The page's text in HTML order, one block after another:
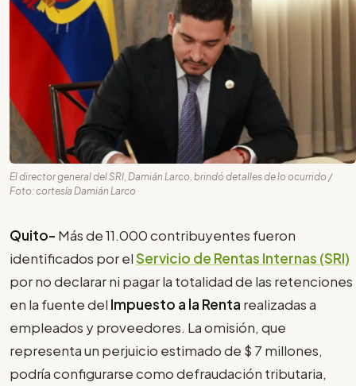
El director general del SRI, Damián Larco, brindó detalles de lo ocurrido /
Foto: cortesía Damián Larco
Quito- Más de 11.000 contribuyentes fueron
identificados por elServicio de Rentas Internas (SRI)
por no declarar ni pagar la totalidad de las retenciones
en la fuente del Impuesto a la Renta realizadas a
empleados y proveedores. La omisión, que
representa un perjuicio estimado de $ 7 millones,
podría configurarse como defraudación tributaria,